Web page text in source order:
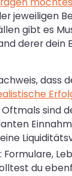
jeweiligen
gibt es
derer dein
dass
Oftmals sind
: Formulare,
du